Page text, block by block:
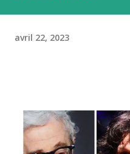
avril 22, 2023